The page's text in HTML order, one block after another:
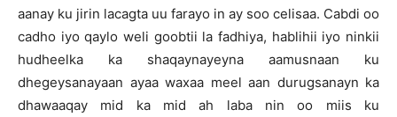
aanay ku jirin lacagta uu farayo in ay soo celisaa. Cabdi oo
cadho iyo qaylo weli goobtii la fadhiya, hablihii iyo ninkii
hudheelka ka shaqaynayeyna aamusnaan ku
dhegeysanayaan ayaa waxaa meel aan durugsanayn ka
dhawaaqay mid ka mid ah laba nin oo miis ku